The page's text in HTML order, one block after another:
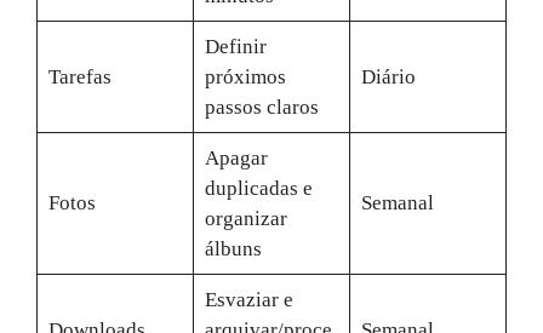
Tarefas
Definir
próximos
passos claros
Diário
Fotos
Apagar
duplicadas e
organizar
álbuns
Semanal
Esvaziar e